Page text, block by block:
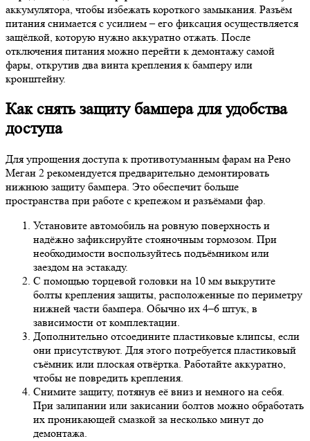
аккумулятора, чтобы избежать короткого замыкания. Разъём
питания снимается с усилием – его фиксация осуществляется
защёлкой, которую нужно аккуратно отжать. После
отключения питания можно перейти к демонтажу самой
фары, открутив два винта крепления к бамперу или
кронштейну.
Как снять защиту бампера для удобства
доступа
Для упрощения доступа к противотуманным фарам на Рено
Меган 2 рекомендуется предварительно демонтировать
нижнюю защиту бампера. Это обеспечит больше
пространства при работе с крепежом и разъёмами фар.
Установите автомобиль на ровную поверхность и
надёжно зафиксируйте стояночным тормозом. При
необходимости воспользуйтесь подъёмником или
заездом на эстакаду.
С помощью торцевой головки на 10 мм выкрутите
болты крепления защиты, расположенные по периметру
нижней части бампера. Обычно их 4–6 штук, в
зависимости от комплектации.
Дополнительно отсоедините пластиковые клипсы, если
они присутствуют. Для этого потребуется пластиковый
съёмник или плоская отвёртка. Работайте аккуратно,
чтобы не повредить крепления.
Снимите защиту, потянув её вниз и немного на себя.
При залипании или закисании болтов можно обработать
их проникающей смазкой за несколько минут до
демонтажа.